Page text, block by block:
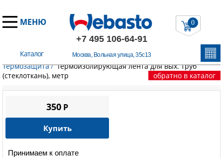
МЕНЮ
+7 495 106-64-91
Москва, Вольная улица, 35с13
Каталог
0
Главная /Запчасти Вебасто/Выхлопная система
Термозащита/ Термоизолирующая лента для вых. труб
(стеклоткань), метр
обратно в каталог
Принимаем к оплате
350 P
Купить